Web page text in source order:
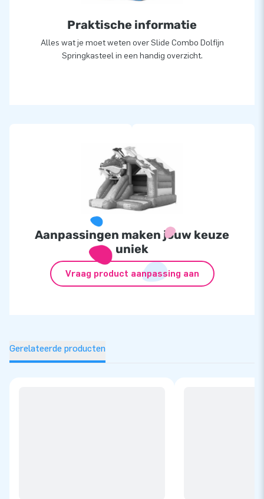
Praktische informatie
Alles wat je moet weten over Slide Combo Dolfijn
Springkasteel in een handig overzicht.
Aanpassingen maken jouw keuze
uniek
Vraag product aanpassing aan
Gerelateerde producten